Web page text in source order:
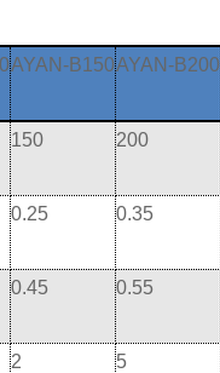
AYAN-B150AYAN-B200
150 200
0.25 0.35
0.45 0.55
2 5